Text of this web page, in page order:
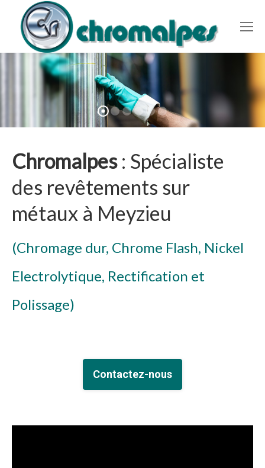
Chromalpes: Spécialiste
des revêtements sur
métaux à Meyzieu
(Chromage dur, Chrome Flash, Nickel
Electrolytique, Rectification et
Polissage)
Contactez-nous